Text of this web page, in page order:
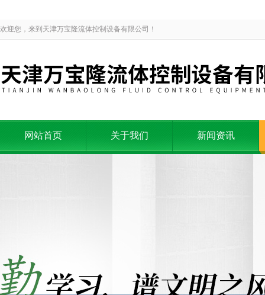
欢迎您，来到天津万宝隆流体控制设备有限公司！
网站首页 关于我们 新闻资讯